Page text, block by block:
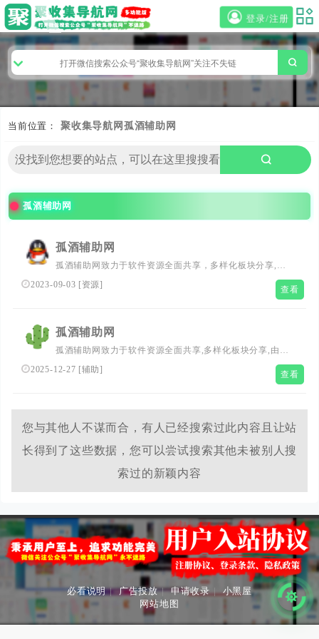
登录/注册
当前位置： 聚收集导航网 孤酒辅助网
孤酒辅助网
孤酒辅助网
孤酒辅助网致力于软件资源全面共享，多样化板块分享,由
一批热爱网络的小伙伴们共同维护创造！
2023-09-03 [资源] 查看
孤酒辅助网
孤酒辅助网致力于软件资源全面共享,多样化板块分享,由一
批热爱网络的小伙伴们共同维护创造!
2025-12-27 [辅助] 查看
您与其他人不谋而合，有人已经搜索过此内容且让站
长得到了这些数据，您可以尝试搜索其他未被别人搜
索过的新颖内容
必看说明 | 广告投放 | 申请收录 | 小黑屋
网站地图